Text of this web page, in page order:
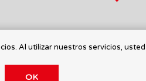
Al utilizar nuestros servicios,
OK